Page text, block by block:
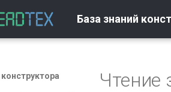
База знаний
Чтение